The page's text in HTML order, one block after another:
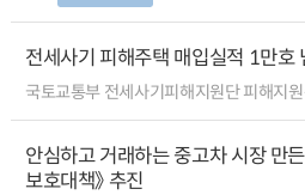
전세사기 피해주택 매입실적 1만호
국토교통부 전세사기피해지원단 피해지
안심하고 거래하는 중고차 시장 만
보호대책》 추진